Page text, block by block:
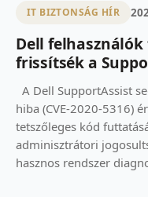
IT BIZTONSÁG HÍR
Dell
frissítsék a
A Dell SupportAssist
hiba (CVE-2020-5316)
tetszőleges kód
adminisztrátori
hasznos rendszer